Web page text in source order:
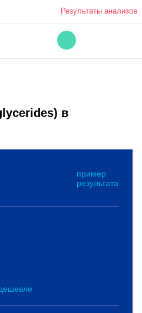
Результаты анализов
в
пример
результата